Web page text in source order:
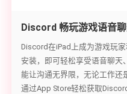
Discord 畅玩游戏语音
Discord在iPad上成为游戏玩
安装，即可轻松享受语音聊天
能让沟通无界限，无论工作还
通过App Store轻松获取